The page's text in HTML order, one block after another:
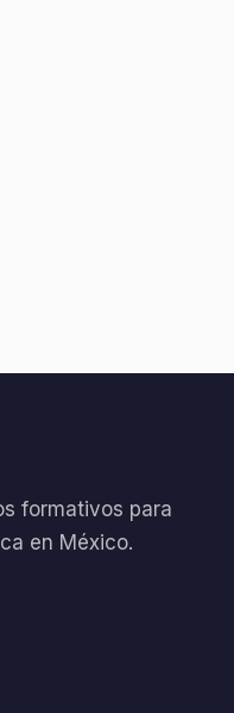
formativos para
en México.